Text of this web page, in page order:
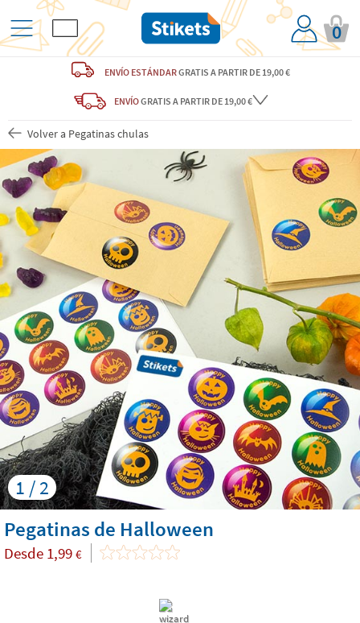
0
ENVÍO ESTÁNDARGRATIS A PARTIR DE 19,00 €
ENVÍOGRATIS A PARTIR DE 19,00 €
Volver a Pegatinas chulas
1 / 2
Pegatinas de Halloween
Desde 1,99 €